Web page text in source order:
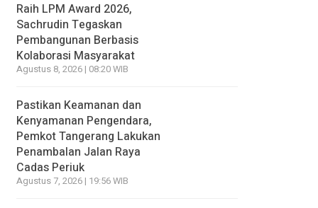
Raih LPM Award 2026,
Sachrudin Tegaskan
Pembangunan Berbasis
Kolaborasi Masyarakat
Agustus 8, 2026 | 08:20 WIB
Pastikan Keamanan dan
Kenyamanan Pengendara,
Pemkot Tangerang Lakukan
Penambalan Jalan Raya
Cadas Periuk
Agustus 7, 2026 | 19:56 WIB